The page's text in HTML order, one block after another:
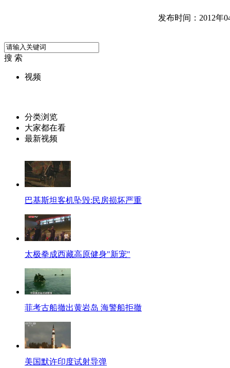
发布时间：2012年
搜 索
视频
分类浏览
大家都在看
最新视频
巴基斯坦客机坠毁:民房损坏严重
太极拳成西藏高原健身"新宠"
菲考古船撤出黄岩岛 海警船拒撤
美国默许印度试射导弹